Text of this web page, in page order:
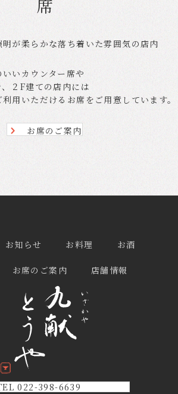
が柔らかな落ち着いた雰囲気の店内
いカウンター席や
２F建ての店内には
用いただけるお席をご用意しています。
お席のご案内
お知らせ お料理 お酒
お席のご案内 店舗情報
022-398-6639